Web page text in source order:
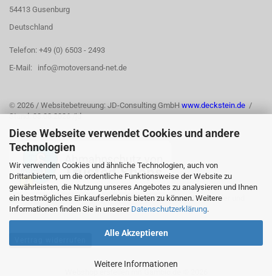
Diese Webseite verwendet Cookies und andere
Technologien
Wir verwenden Cookies und ähnliche Technologien, auch von
Drittanbietern, um die ordentliche Funktionsweise der Website zu
gewährleisten, die Nutzung unseres Angebotes zu analysieren und Ihnen
ein bestmögliches Einkaufserlebnis bieten zu können. Weitere
Informationen finden Sie in unserer Datenschutzerklärung.
Alle Akzeptieren
Weitere Informationen
54413 Gusenburg
Deutschland
Telefon: +49 (0) 6503 - 2493
E-Mail: info@motoversand-net.de
© 2026 / Websitebetreuung: JD-Consulting GmbH www.deckstein.de /
Stand: 03.08.2026 /jd